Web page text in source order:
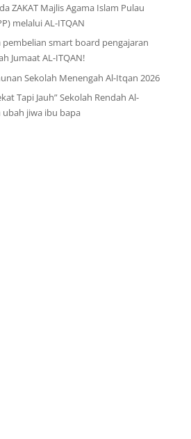
ZAKAT Majlis Agama Islam Pulau
melalui AL-ITQAN
pembelian smart board pengajaran
Jumaat AL-ITQAN!
Sekolah Menengah Al-Itqan 2026
Tapi Jauh” Sekolah Rendah Al-
jiwa ibu bapa